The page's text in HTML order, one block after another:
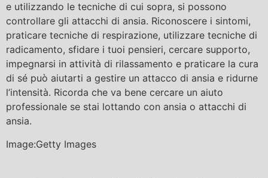
e utilizzando le tecniche di cui sopra, si possono
controllare gli attacchi di ansia. Riconoscere i sintomi,
praticare tecniche di respirazione, utilizzare tecniche di
radicamento, sfidare i tuoi pensieri, cercare supporto,
impegnarsi in attività di rilassamento e praticare la cura
di sé può aiutarti a gestire un attacco di ansia e ridurne
l’intensità. Ricorda che va bene cercare un aiuto
professionale se stai lottando con ansia o attacchi di
ansia.
Image:Getty Images